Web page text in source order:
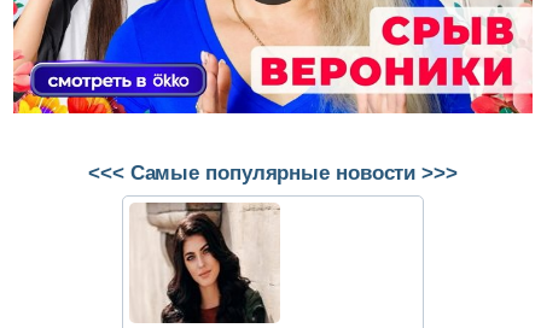
<<< Самые популярные новости >>>